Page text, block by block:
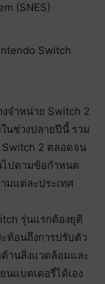
(SNES)
Switch
จำหน่าย Switch 2
นช่วงปลายปีนี้ รวม
Switch 2 ตลอดจน
ปตามข้อกำหนด
มแต่ละประเทศ
รุ่นแรกต้องยุติ
ท้อนถึงการปรับตัว
านสิ่งแวดล้อมและ
นแบตเตอรี่ได้เอง